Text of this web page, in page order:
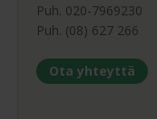
Puh. 020-7969230
Puh. (08) 627 266
Ota yhteyttä